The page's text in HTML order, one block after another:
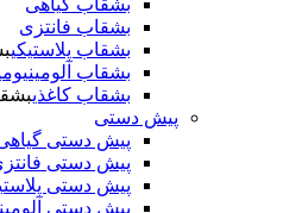
بشقاب فانتزی
بشقاب پلاستیکی
بشقاب
بشقاب کاغذی
پیش دستی
پیش دستی
پیش دستی
پیش دستی
پیش دستی